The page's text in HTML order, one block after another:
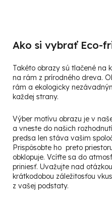
Ako si vybrať Eco-
Takéto obrazy sú tlačené na
na rám z prírodného dreva.
rám a ekologicky
každej strany.
Výber motívu obrazu je v
a vneste do našich
predsa len stáva vašim
Prispôsobte ho preto
obklopuje. Vcíťte sa do
priniesť. Uvažujte nad
krátkodobou záležitosťou
z vašej podstaty.